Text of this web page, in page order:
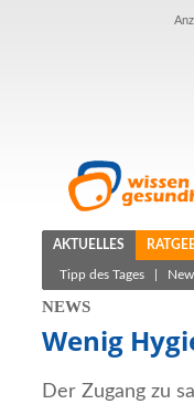
AKTUELLES
Tipp des Tages
NEWS
Wenig
Der Zugang zu